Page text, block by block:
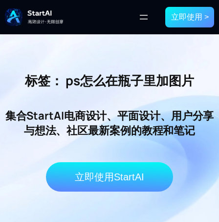
立即使用 >
标签： ps怎么在瓶子里加图片
集合StartAI电商设计、平面设计、用户分享
与想法、社区最新案例的教程和笔记
立即使用StartAI